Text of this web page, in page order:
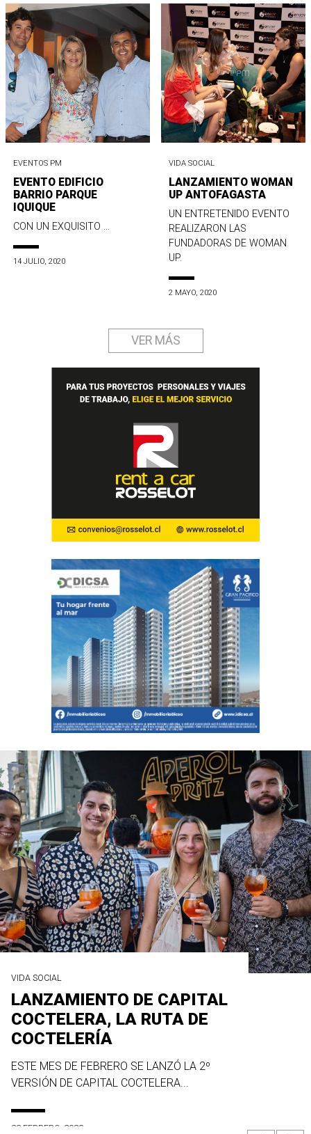
EVENTOS PM
EVENTO EDIFICIO
BARRIO PARQUE
IQUIQUE
CON UN EXQUISITO ...
14 JULIO, 2020
VIDA SOCIAL
LANZAMIENTO WOMAN
UP ANTOFAGASTA
UN ENTRETENIDO EVENTO
REALIZARON LAS
FUNDADORAS DE WOMAN
UP.
2 MAYO, 2020
VER MÁS
VIDA SOCIAL
LANZAMIENTO DE CAPITAL
COCTELERA, LA RUTA DE
COCTELERÍA
ESTE MES DE FEBRERO SE LANZÓ LA 2º
VERSIÓN DE CAPITAL COCTELERA...
23 FEBRERO, 2022